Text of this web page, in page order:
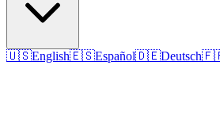
🇺🇸English🇪🇸Español🇩🇪Deutsch